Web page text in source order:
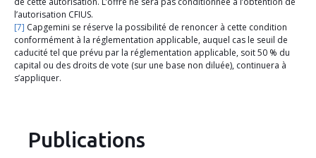
l’autorisation CFIUS.
[7] Capgemini se réserve la possibilité de renoncer à cette condition
conformément à la réglementation applicable, auquel cas le seuil de
caducité tel que prévu par la réglementation applicable, soit 50 % du
capital ou des droits de vote (sur une base non diluée), continuera à
s’appliquer.
Publications